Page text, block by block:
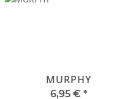
MURPHY
6,95 € *